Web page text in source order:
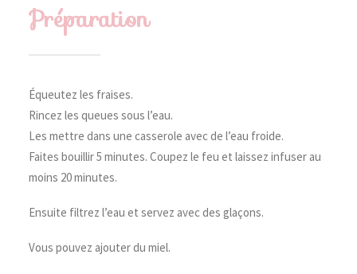
Préparation
Équeutez les fraises.
Rincez les queues sous l’eau.
Les mettre dans une casserole avec de l’eau froide.
Faites bouillir 5 minutes. Coupez le feu et laissez infuser au
moins 20 minutes.
Ensuite filtrez l’eau et servez avec des glaçons.
Vous pouvez ajouter du miel.